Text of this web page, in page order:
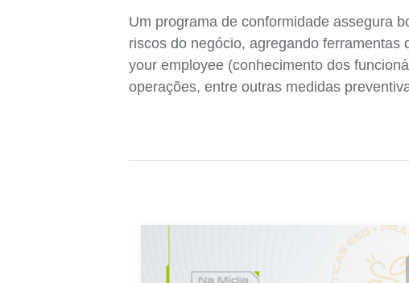
Um programa de conformidade assegura
riscos do negócio, agregando
your employee (conhecimento dos
operações, entre outras medidas